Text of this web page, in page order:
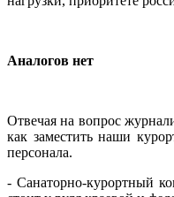
Аналогов нет
Отвечая на вопрос
как заместить наши
персонала.
- Санаторно-курортный